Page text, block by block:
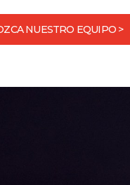
NUESTRO EQUIPO >